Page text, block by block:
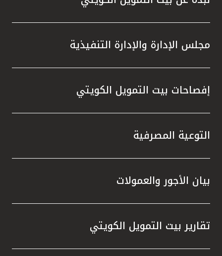
مجلس الإدارة والإدارة التنفيذية
إفصاحات بيت التمويل الكويتي
التوعية المصرفية
بيان الأجور والعمولات
تقارير بيت التمويل الكويتي